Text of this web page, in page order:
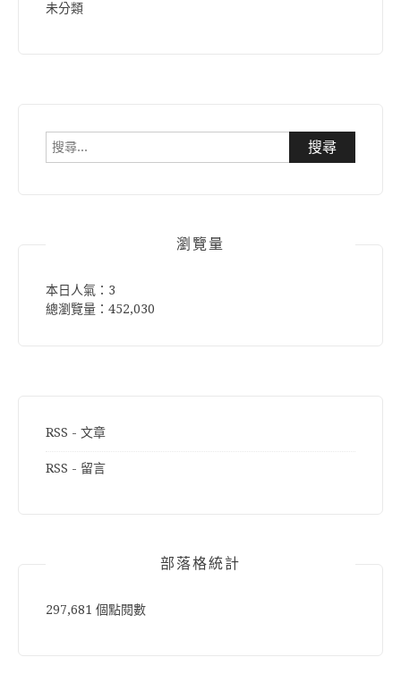
未分類
搜
尋
瀏覽量
本日人氣：3
總瀏覽量：452,030
RSS - 文章
RSS - 留言
部落格統計
297,681 個點閱數